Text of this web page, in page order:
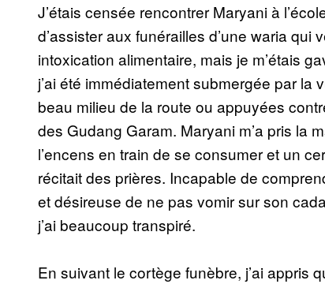
J’étais censée rencontrer Maryani à
d’assister aux funérailles d’une waria qui
intoxication alimentaire, mais je m’étais
j’ai été immédiatement submergée par
beau milieu de la route ou appuyées
des Gudang Garam. Maryani m’a pris la
l’encens en train de se consumer et un
récitait des prières. Incapable de
et désireuse de ne pas vomir sur son
j’ai beaucoup transpiré.
En suivant le cortège funèbre, j’ai appris